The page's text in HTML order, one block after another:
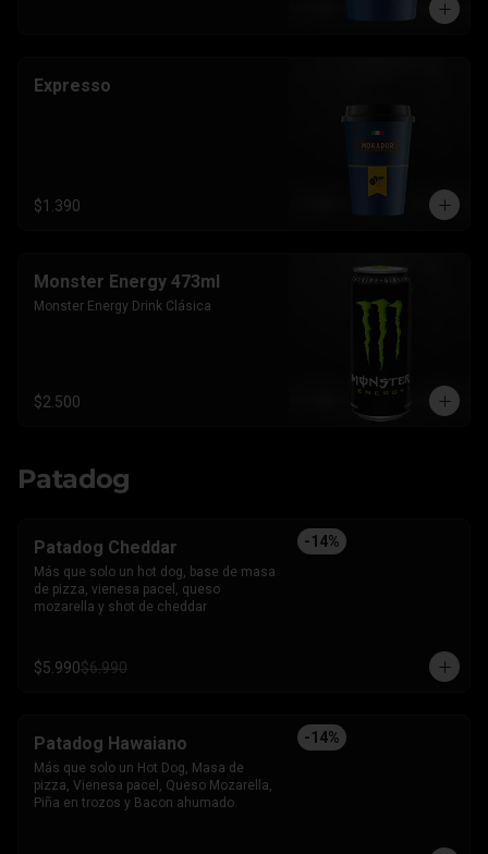
Expresso
$1.390
Monster Energy 473ml
Monster Energy Drink Clásica
$2.500
Patadog
-14%
Patadog Cheddar
Más que solo un hot dog, base de masa
de pizza, vienesa pacel, queso
mozarella y shot de cheddar
$5.990$6.990
-14%
Patadog Hawaiano
Más que solo un Hot Dog, Masa de
pizza, Vienesa pacel, Queso Mozarella,
Piña en trozos y Bacon ahumado.